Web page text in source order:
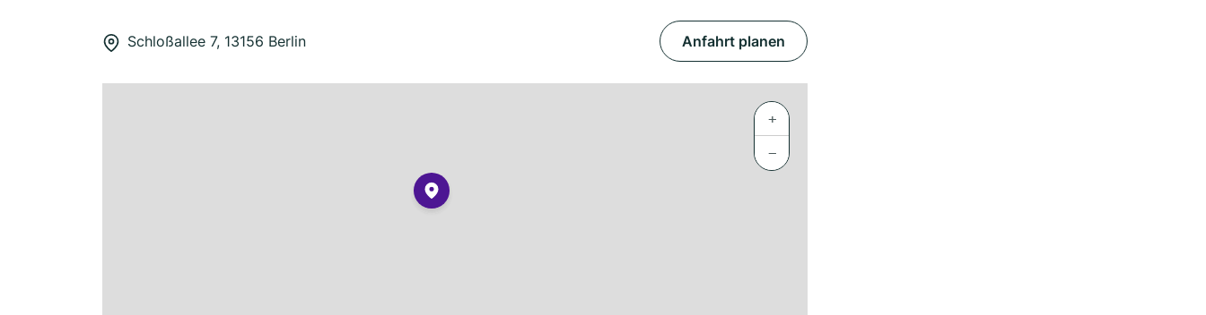
Schloßallee 7, 13156 Berlin Anfahrt planen
+
−